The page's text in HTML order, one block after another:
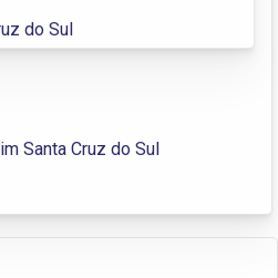
do Sul
Santa Cruz do Sul